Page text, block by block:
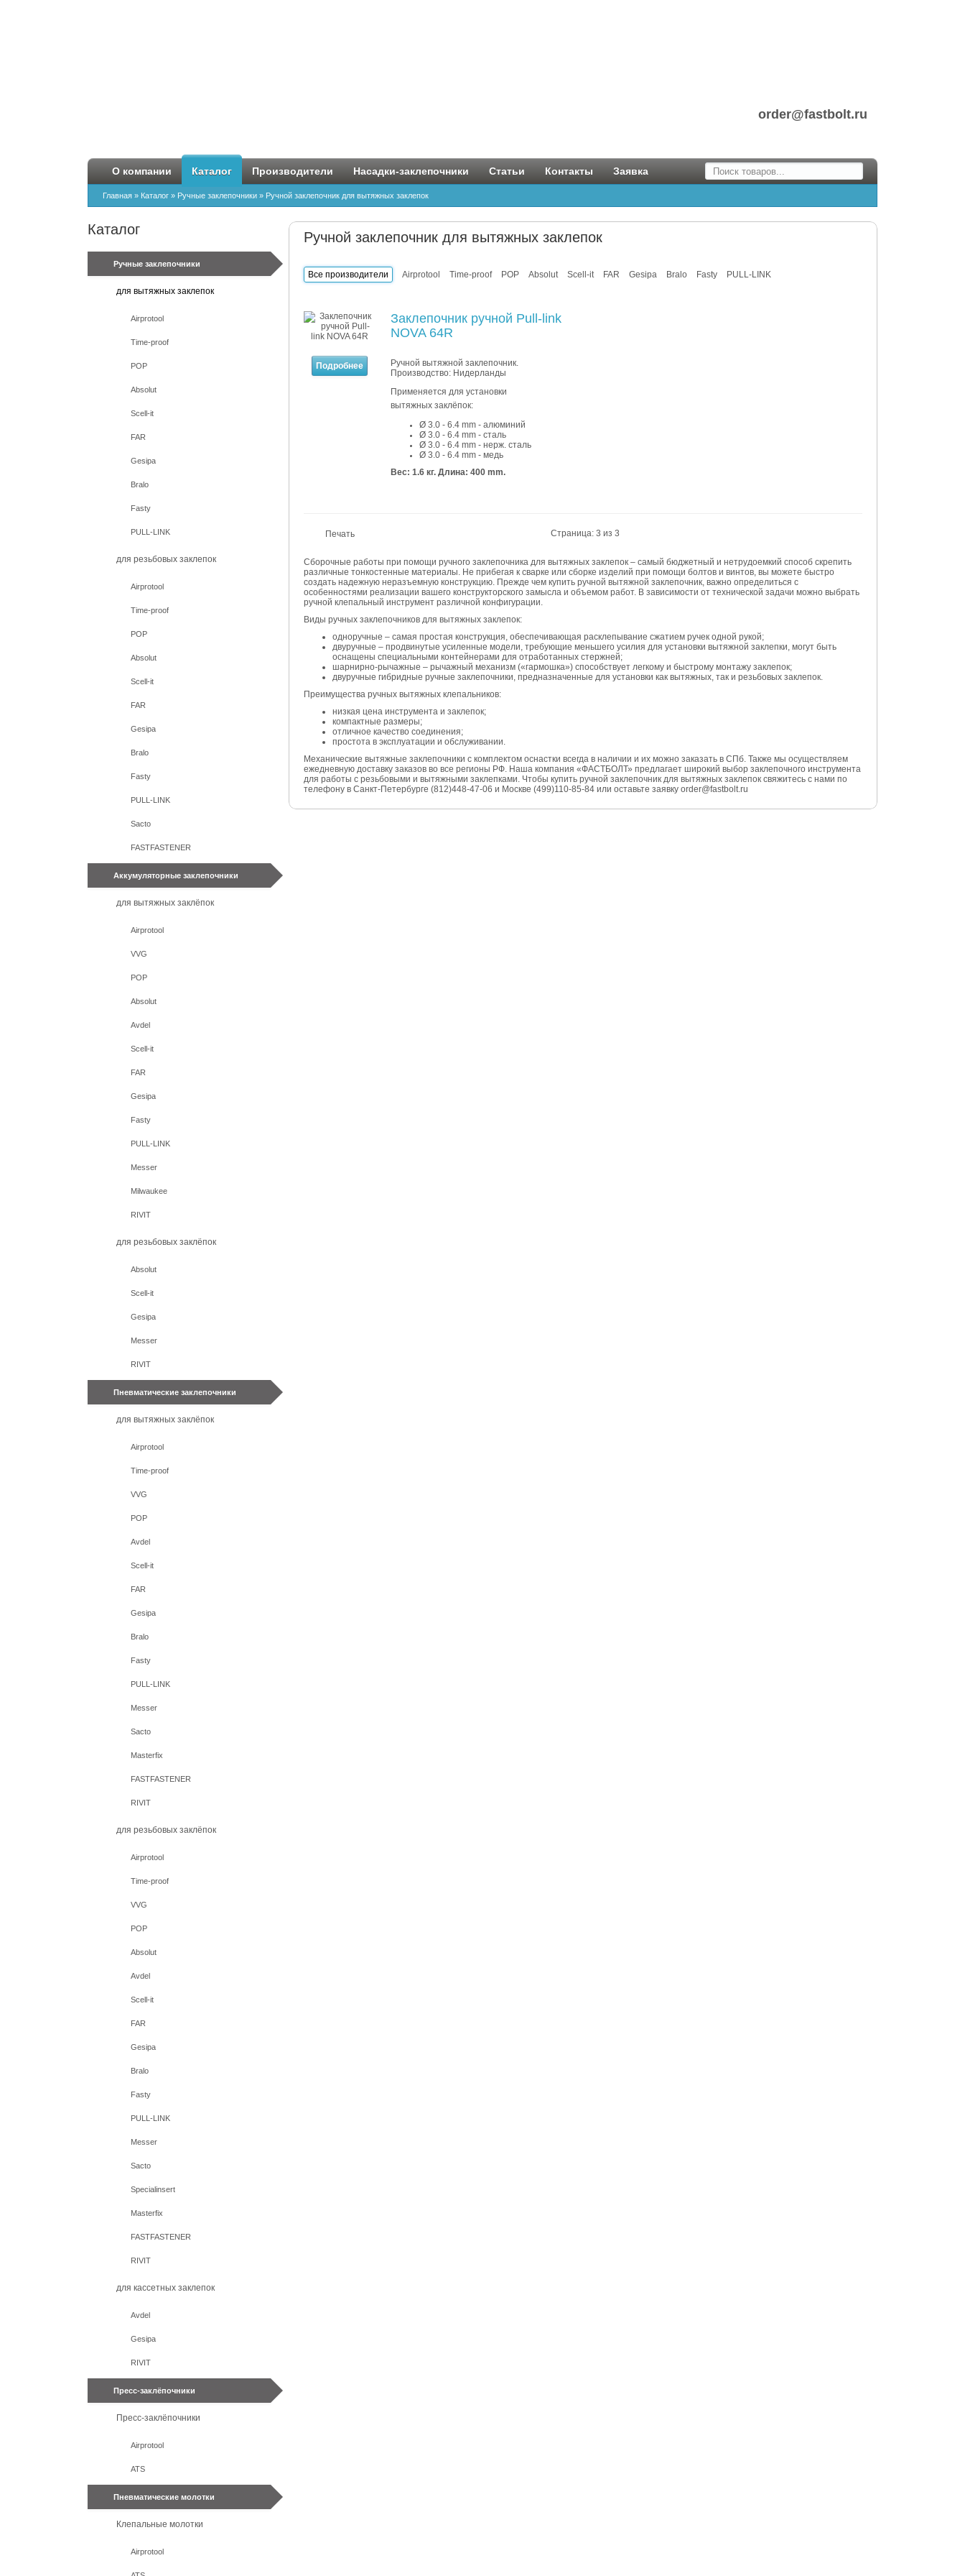
order@fastbolt.ru
О компании Каталог Производители Насадки-заклепочники Статьи Контакты Заявка
Главная » Каталог » Ручные заклепочники » Ручной заклепочник для вытяжных заклепок
Каталог
Ручные заклепочники
для вытяжных заклепок
Airprotool
Time-proof
POP
Absolut
Scell-it
FAR
Gesipa
Bralo
Fasty
PULL-LINK
для резьбовых заклепок
Airprotool
Time-proof
POP
Absolut
Scell-it
FAR
Gesipa
Bralo
Fasty
PULL-LINK
Sacto
FASTFASTENER
Аккумуляторные заклепочники
для вытяжных заклёпок
Airprotool
VVG
POP
Absolut
Avdel
Scell-it
FAR
Gesipa
Fasty
PULL-LINK
Messer
Milwaukee
RIVIT
для резьбовых заклёпок
Absolut
Scell-it
Gesipa
Messer
RIVIT
Пневматические заклепочники
для вытяжных заклёпок
Airprotool
Time-proof
VVG
POP
Avdel
Scell-it
FAR
Gesipa
Bralo
Fasty
PULL-LINK
Messer
Sacto
Masterfix
FASTFASTENER
RIVIT
для резьбовых заклёпок
Airprotool
Time-proof
VVG
POP
Absolut
Avdel
Scell-it
FAR
Gesipa
Bralo
Fasty
PULL-LINK
Messer
Sacto
Specialinsert
Masterfix
FASTFASTENER
RIVIT
для кассетных заклепок
Avdel
Gesipa
RIVIT
Пресс-заклёпочники
Пресс-заклёпочники
Airprotool
ATS
Пневматические молотки
Клепальные молотки
Airprotool
Ручной заклепочник для вытяжных заклепок
Все производители Airprotool Time-proof POP Absolut Scell-it FAR Gesipa Bralo Fasty PULL-LINK
Подробнее
Заклепочник ручной Pull-link
NOVA 64R
Ручной вытяжной заклепочник.
Производство: Нидерланды
Применяется для установки
вытяжных заклёпок:
Ø 3.0 - 6.4 mm - алюминий
Ø 3.0 - 6.4mm - сталь
Ø 3.0 - 6.4mm - нерж. сталь
Ø 3.0 - 6.4mm - медь
Вес: 1.6 кг. Длина: 400 mm.
Печать Страница: 3 из 3
Сборочные работы при помощи ручного заклепочника для вытяжных заклепок – самый бюджетный и нетрудоемкий способ скрепить
различные тонкостенные материалы. Не прибегая к сварке или сборке изделий при помощи болтов и винтов, вы можете быстро
создать надежную неразъемную конструкцию. Прежде чем купить ручной вытяжной заклепочник, важно определиться с
особенностями реализации вашего конструкторского замысла и объемом работ. В зависимости от технической задачи можно выбрать
ручной клепальный инструмент различной конфигурации.
Виды ручных заклепочников для вытяжных заклепок:
одноручные – самая простая конструкция, обеспечивающая расклепывание сжатием ручек одной рукой;
двуручные – продвинутые усиленные модели, требующие меньшего усилия для установки вытяжной заклепки, могут быть
оснащены специальными контейнерами для отработанных стержней;
шарнирно-рычажные – рычажный механизм («гармошка») способствует легкому и быстрому монтажу заклепок;
двуручные гибридные ручные заклепочники, предназначенные для установки как вытяжных, так и резьбовых заклепок.
Преимущества ручных вытяжных клепальников:
низкая цена инструмента и заклепок;
компактные размеры;
отличное качество соединения;
простота в эксплуатации и обслуживании.
Механические вытяжные заклепочники с комплектом оснастки всегда в наличии и их можно заказать в СПб. Также мы осуществляем
ежедневную доставку заказов во все регионы РФ. Наша компания «ФАСТБОЛТ» предлагает широкий выбор заклепочного инструмента
для работы с резьбовыми и вытяжными заклепками. Чтобы купить ручной заклепочник для вытяжных заклепок свяжитесь с нами по
телефону в Санкт-Петербурге (812)448-47-06 и Москве (499)110-85-84 или оставьте заявку order@fastbolt.ru